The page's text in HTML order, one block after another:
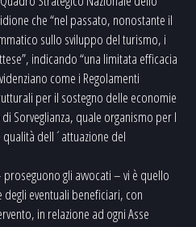
che “nel passato, nonostante il
sullo sviluppo del turismo, i
indicando “una limitata efficacia
come i Regolamenti
per il sostegno delle economie
Sorveglianza, quale organismo per l
dell´attuazione del
gli avvocati – vi è quello
eventuali beneficiari, con
in relazione ad ogni Asse